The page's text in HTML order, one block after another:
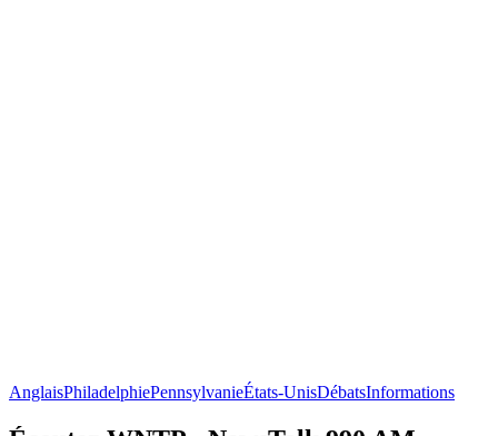
AnglaisPhiladelphiePennsylvanieÉtats-UnisDébatsInformations